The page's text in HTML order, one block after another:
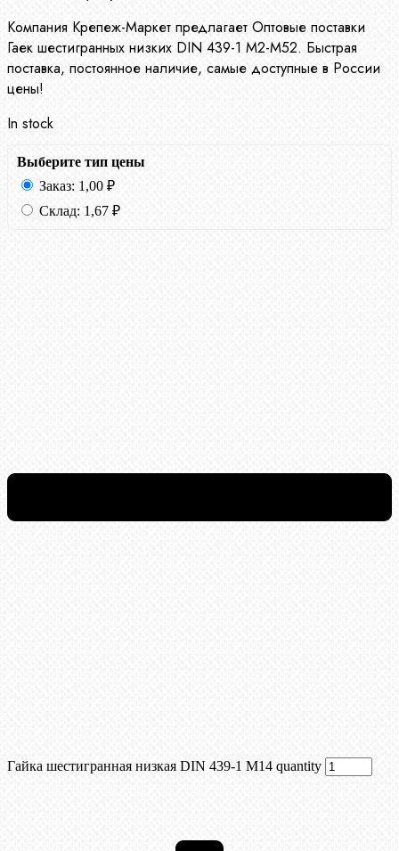
Компания Крепеж-Маркет предлагает Оптовые поставки
Гаек шестигранных низких DIN 439-1 М2-М52. Быстрая
поставка, постоянное наличие, самые доступные в России
цены!
In stock
Выберите тип цены
Заказ: 1,00 ₽
Склад: 1,67 ₽
Гайка шестигранная низкая DIN 439-1 М14 quantity